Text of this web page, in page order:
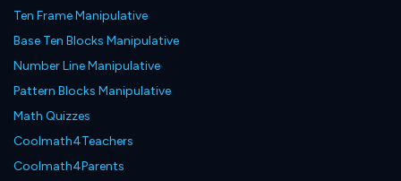
Ten Frame Manipulative
Base Ten Blocks Manipulative
Number Line Manipulative
Pattern Blocks Manipulative
Math Quizzes
Coolmath4Teachers
Coolmath4Parents